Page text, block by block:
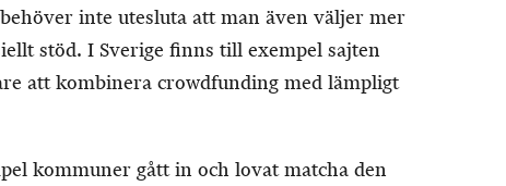
inte utesluta att man även väljer mer
stöd. I Sverige finns till exempel sajten
att kombinera crowdfunding med lämpligt
kommuner gått in och lovat matcha den